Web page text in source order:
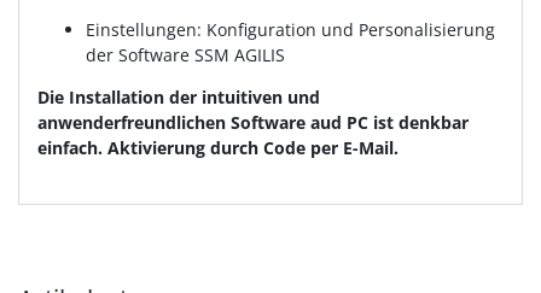
Einstellungen: Konfiguration und Personalisierung
der Software SSM AGILIS
Die Installation der intuitiven und
anwenderfreundlichen Software aud PC ist denkbar
einfach. Aktivierung durch Code per E-Mail.